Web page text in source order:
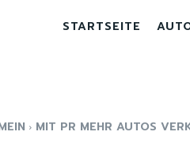
STARTSEITE
MIT PR MEHR AUTOS